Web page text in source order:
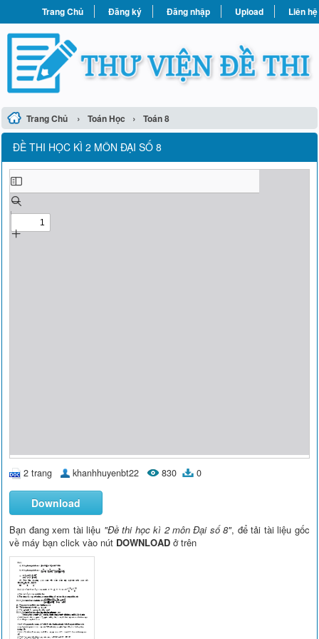
Trang Chủ Đăng ký Đăng nhập Upload Liên hệ
Trang Chủ › Toán Học › Toán 8
ĐỀ THI HỌC KÌ 2 MÔN ĐẠI SỐ 8
2 trang khanhhuyenbt22 830 0
Download
Bạn đang xem tài liệu "Đề thi học kì 2 môn Đại số 8", để tải tài liệu gốc
về máy bạn click vào nút DOWNLOAD ở trên